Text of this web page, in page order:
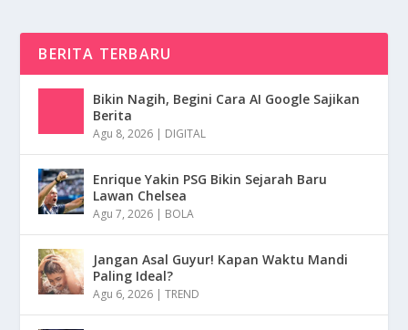
BERITA TERBARU
Bikin Nagih, Begini Cara AI Google Sajikan
Berita
Agu 8, 2026 | DIGITAL
Enrique Yakin PSG Bikin Sejarah Baru
Lawan Chelsea
Agu 7, 2026 | BOLA
Jangan Asal Guyur! Kapan Waktu Mandi
Paling Ideal?
Agu 6, 2026 |TREND